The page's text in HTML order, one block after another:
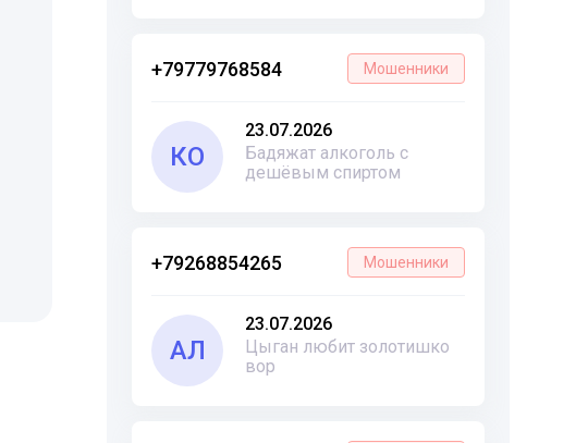
+79779768584 Мошенники
КО
23.07.2026
Бадяжат алкоголь с
дешёвым спиртом
+79268854265 Мошенники
АЛ
23.07.2026
Цыган любит золотишко
вор